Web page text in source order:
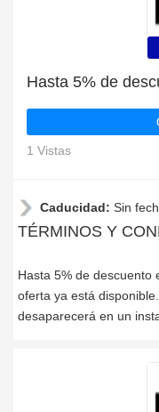
1 Vistas
Caducidad: Sin
TÉRMINOS Y
Hasta 5% de descuento
oferta ya está
desaparecerá en un